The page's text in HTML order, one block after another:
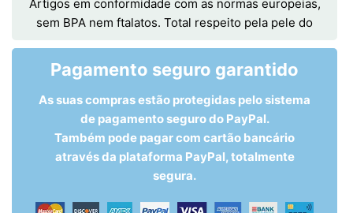
Artigos em conformidade com as normas europeias,
sem BPA nem ftalatos. Total respeito pela pele do
Pagamento seguro garantido
As suas compras estão protegidas pelo sistema
de pagamento seguro do PayPal.
Também pode pagar com cartão bancário
através da plataforma PayPal, totalmente
segura.